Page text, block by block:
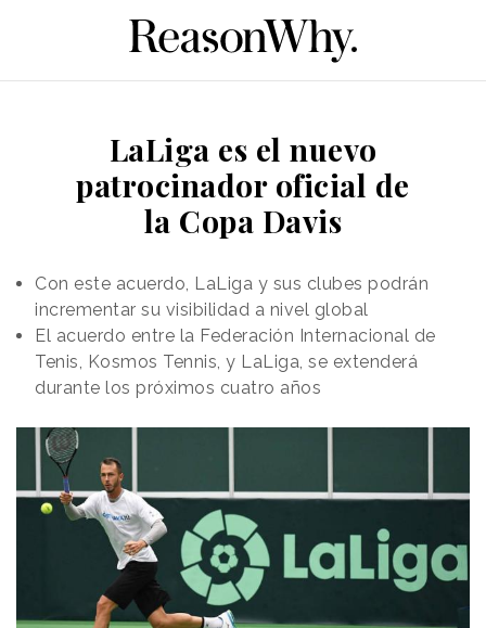
LaLiga es el nuevo
patrocinador oficial de
la Copa Davis
Con este acuerdo, LaLiga y sus clubes podrán
incrementar su visibilidad a nivel global
El acuerdo entre la Federación Internacional de
Tenis, Kosmos Tennis, y LaLiga, se extenderá
durante los próximos cuatro años